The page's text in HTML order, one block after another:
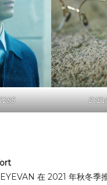
在 2021 年秋冬季